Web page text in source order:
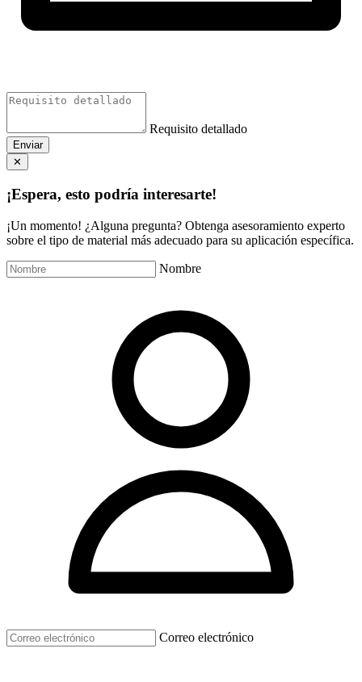
Requisito detallado
Enviar
✕
¡Espera, esto podría interesarte!
¡Un momento! ¿Alguna pregunta? Obtenga asesoramiento experto
sobre el tipo de material más adecuado para su aplicación específica.
Nombre
Correo electrónico